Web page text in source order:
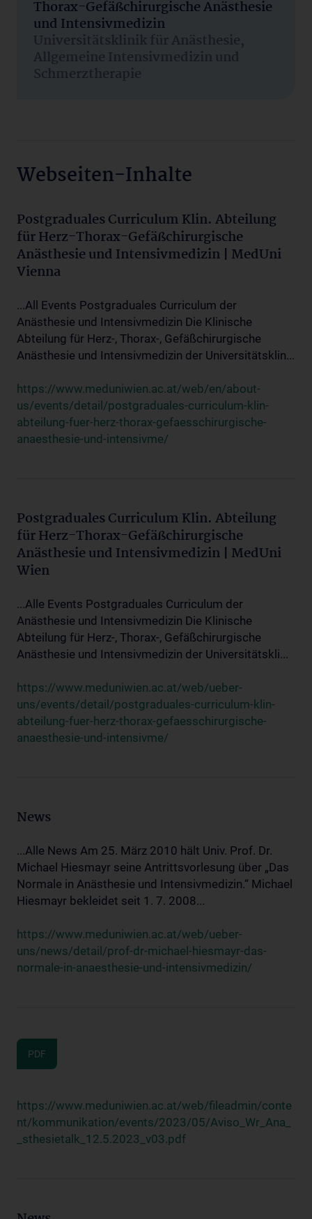
Thorax-Gefäßchirurgische Anästhesie
und Intensivmedizin
Universitätsklinik für Anästhesie,
Allgemeine Intensivmedizin und
Schmerztherapie
Webseiten-Inhalte
Postgraduales Curriculum Klin. Abteilung
für Herz-Thorax-Gefäßchirurgische
Anästhesie und Intensivmedizin | MedUni
Vienna
...All Events Postgraduales Curriculum der
Anästhesie und Intensivmedizin Die Klinische
Abteilung für Herz-, Thorax-, Gefäßchirurgische
Anästhesie und Intensivmedizin der Universitätsklin...
https://www.meduniwien.ac.at/web/en/about-
us/events/detail/postgraduales-curriculum-klin-
abteilung-fuer-herz-thorax-gefaesschirurgische-
anaesthesie-und-intensivme/
Postgraduales Curriculum Klin. Abteilung
für Herz-Thorax-Gefäßchirurgische
Anästhesie und Intensivmedizin | MedUni
Wien
...Alle Events Postgraduales Curriculum der
Anästhesie und Intensivmedizin Die Klinische
Abteilung für Herz-, Thorax-, Gefäßchirurgische
Anästhesie und Intensivmedizin der Universitätskli...
https://www.meduniwien.ac.at/web/ueber-
uns/events/detail/postgraduales-curriculum-klin-
abteilung-fuer-herz-thorax-gefaesschirurgische-
anaesthesie-und-intensivme/
News
...Alle News Am 25. März 2010 hält Univ. Prof. Dr.
Michael Hiesmayr seine Antrittsvorlesung über „Das
Normale in Anästhesie und Intensivmedizin.“ Michael
Hiesmayr bekleidet seit 1. 7. 2008...
https://www.meduniwien.ac.at/web/ueber-
uns/news/detail/prof-dr-michael-hiesmayr-das-
normale-in-anaesthesie-und-intensivmedizin/
PDF
https://www.meduniwien.ac.at/web/fileadmin/conte
nt/kommunikation/events/2023/05/Aviso_Wr_Ana_
_sthesietalk_12.5.2023_v03.pdf